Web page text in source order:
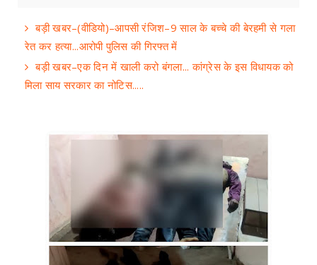
बड़ी खबर–(वीडियो)–आपसी रंजिश–9 साल के बच्चे की बेरहमी से गला
रेत कर हत्या...आरोपी पुलिस की गिरफ्त में
बड़ी खबर–एक दिन में खाली करो बंगला... कांग्रेस के इस विधायक को
मिला साय सरकार का नोटिस.....